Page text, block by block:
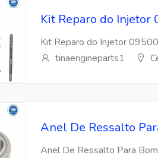
Kit Reparo do
Kit Reparo do Injetor
tinaengineparts1
Anel De Ressalto
Anel De Ressalto Para